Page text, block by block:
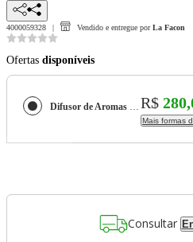
4000059328 Vendido e entregue por La Facon
Ofertas disponíveis
Difusor de Aromas Ládano da Espanha - 300ml R$
Mais formas
Consultar